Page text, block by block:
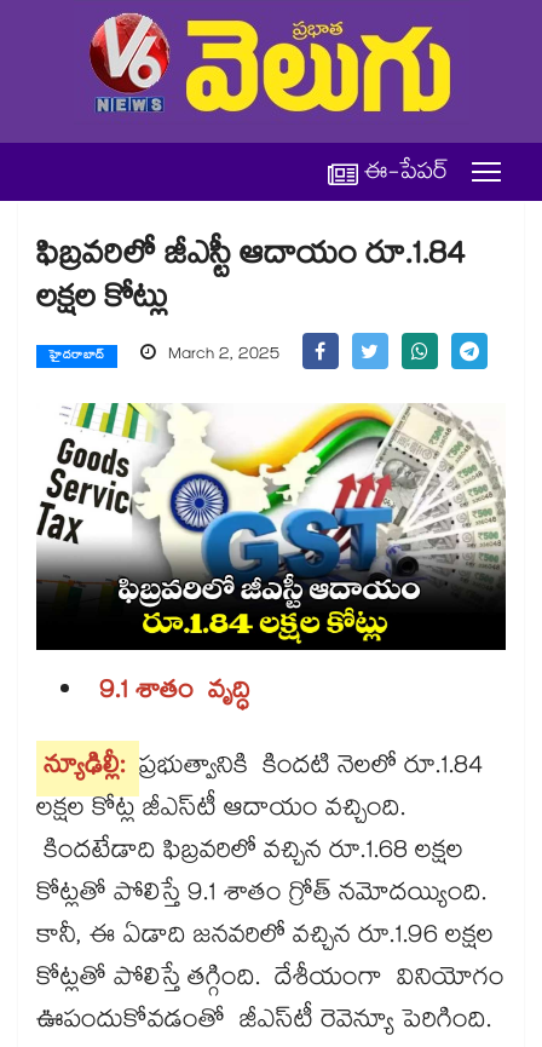
ఈ-పేపర్
ఫిబ్రవరిలో జీఎస్టీ ఆదాయం రూ.1.84
లక్షల కోట్లు
హైదరాబాద్ March 2, 2025
9.1 శాతం వృద్ధి
న్యూఢిల్లీ: ప్రభుత్వానికి కిందటి నెలలో రూ.1.84
లక్షల కోట్ల జీఎస్‌‌టీ ఆదాయం వచ్చింది.
కిందటేడాది ఫిబ్రవరిలో వచ్చిన రూ.1.68 లక్షల
కోట్లతో పోలిస్తే 9.1 శాతం గ్రోత్ నమోదయ్యింది.
కానీ, ఈ ఏడాది జనవరిలో వచ్చిన రూ.1.96 లక్షల
కోట్లతో పోలిస్తే తగ్గింది. దేశీయంగా వినియోగం
ఊపందుకోవడంతో జీఎస్‌‌టీ రెవెన్యూ పెరిగింది.